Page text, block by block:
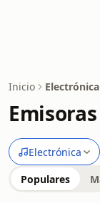
Inicio Electrónica
Electrónica
Populares